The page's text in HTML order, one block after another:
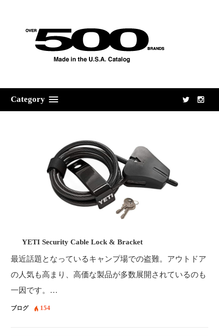
Category
YETI Security Cable Lock & Bracket
最近話題となっているキャンプ場での盗難。アウトドア
の人気も高まり、高価な製品が多数展開されているのも
一因です。…
ブログ 154